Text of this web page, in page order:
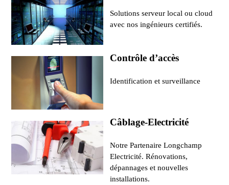
Solutions serveur local ou cloud
avec nos ingénieurs certifiés.
Contrôle d’accès
Identification et surveillance
Câblage-Electricité
Notre Partenaire Longchamp
Electricité. Rénovations,
dépannages et nouvelles
installations.